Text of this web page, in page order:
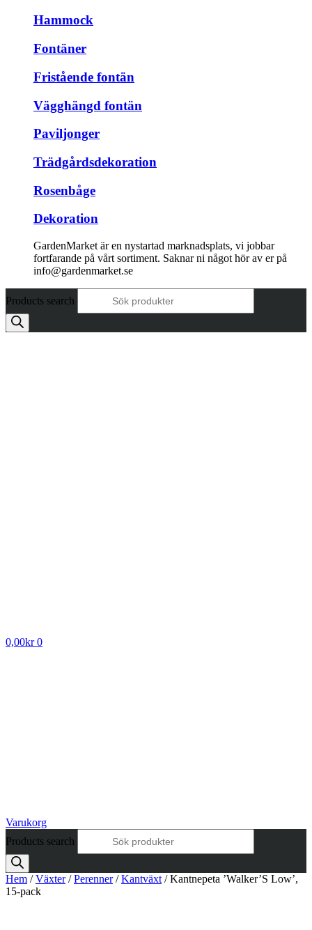
Hammock
Fontäner
Fristående fontän
Vägghängd fontän
Paviljonger
Trädgårdsdekoration
Rosenbåge
Dekoration
GardenMarket är en nystartad marknadsplats, vi jobbar
fortfarande på vårt sortiment. Saknar ni något hör av er på
info@gardenmarket.se
Products search
0,00kr 0
Varukorg
Products search
Hem /Växter/Perenner/Kantväxt/ Kantnepeta ’Walker’S Low’,
15-pack